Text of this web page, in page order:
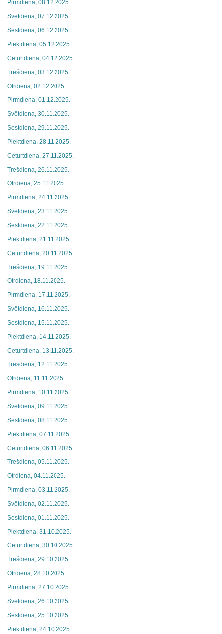
Pirmdiena, 08.12.2025.
Svētdiena, 07.12.2025.
Sestdiena, 06.12.2025.
Piektdiena, 05.12.2025.
Ceturtdiena, 04.12.2025.
Trešdiena, 03.12.2025.
Otrdiena, 02.12.2025.
Pirmdiena, 01.12.2025.
Svētdiena, 30.11.2025.
Sestdiena, 29.11.2025.
Piektdiena, 28.11.2025.
Ceturtdiena, 27.11.2025.
Trešdiena, 26.11.2025.
Otrdiena, 25.11.2025.
Pirmdiena, 24.11.2025.
Svētdiena, 23.11.2025.
Sestdiena, 22.11.2025.
Piektdiena, 21.11.2025.
Ceturtdiena, 20.11.2025.
Trešdiena, 19.11.2025.
Otrdiena, 18.11.2025.
Pirmdiena, 17.11.2025.
Svētdiena, 16.11.2025.
Sestdiena, 15.11.2025.
Piektdiena, 14.11.2025.
Ceturtdiena, 13.11.2025.
Trešdiena, 12.11.2025.
Otrdiena, 11.11.2025.
Pirmdiena, 10.11.2025.
Svētdiena, 09.11.2025.
Sestdiena, 08.11.2025.
Piektdiena, 07.11.2025.
Ceturtdiena, 06.11.2025.
Trešdiena, 05.11.2025.
Otrdiena, 04.11.2025.
Pirmdiena, 03.11.2025.
Svētdiena, 02.11.2025.
Sestdiena, 01.11.2025.
Piektdiena, 31.10.2025.
Ceturtdiena, 30.10.2025.
Trešdiena, 29.10.2025.
Otrdiena, 28.10.2025.
Pirmdiena, 27.10.2025.
Svētdiena, 26.10.2025.
Sestdiena, 25.10.2025.
Piektdiena, 24.10.2025.